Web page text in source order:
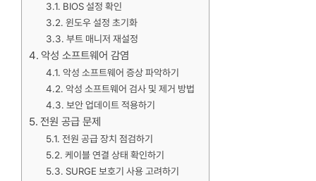
BIOS 설정 확인
윈도우 설정 초기화
부트 매니저 재설정
악성 소프트웨어 감염
악성 소프트웨어 증상 파악하기
악성 소프트웨어 검사 및 제거 방법
보안 업데이트 적용하기
전원 공급 문제
전원 공급 장치 점검하기
케이블 연결 상태 확인하기
SURGE 보호기 사용 고려하기